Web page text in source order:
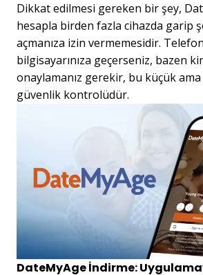
Dikkat edilmesi gereken bir şey,
hesapla birden fazla cihazda garip
açmanıza izin vermemesidir.
bilgisayarınıza geçerseniz, bazen
onaylamanız gerekir, bu küçük ama
güvenlik kontrolüdür.
DateMyAge İndirme: